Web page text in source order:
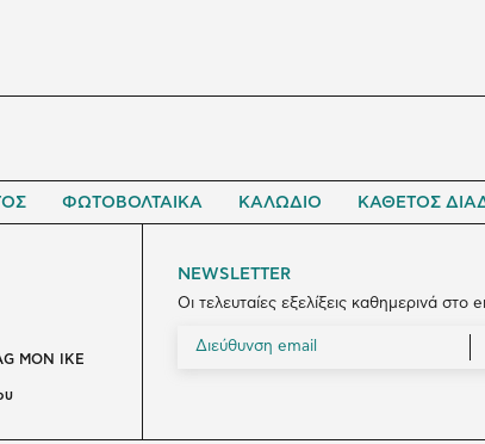
ΦΩΤΟΒΟΛΤΑΙΚΑ ΚΑΛΩΔΙΟ ΚΑΘΕΤΟΣ
NEWSLETTER
Οι τελευταίες εξελίξεις καθημερινά στο
ΜΟΝ ΙΚΕ